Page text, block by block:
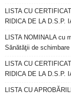
LISTA CU
RIDICA DE LA D.S.P.
LISTA NOMINALA cu
Sănătăţii de
LISTA CU
RIDICA DE LA D.S.P.
LISTA CU